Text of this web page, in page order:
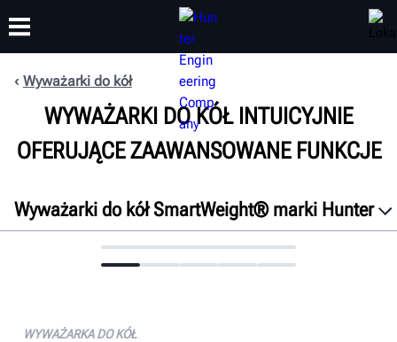
PRODUKTY
SZKOLENIA
O NAS
Wyważarki do kół
WYWAŻARKI DO KÓŁ INTUICYJNIE
OFERUJĄCE ZAAWANSOWANE FUNKCJE
Wyważarki do kół SmartWeight® marki Hunter
Dane techniczne
WYWAŻARKA DO KÓŁ